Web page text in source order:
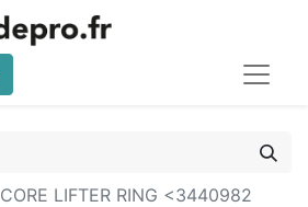
CORE LIFTER RING <3440982